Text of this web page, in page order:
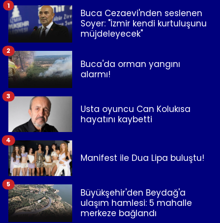
Buca Cezaevi'nden seslenen
Soyer: "İzmir kendi kurtuluşunu
müjdeleyecek"
1
Buca'da orman yangını
alarmı!
2
Usta oyuncu Can Kolukısa
hayatını kaybetti
3
Manifest ile Dua Lipa buluştu!
4
Büyükşehir'den Beydağ'a
ulaşım hamlesi: 5 mahalle
merkeze bağlandı
5